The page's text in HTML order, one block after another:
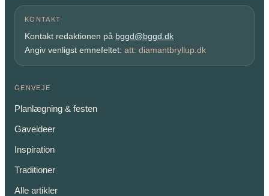
KONTAKT
Kontakt redaktionen på bggd@bggd.dk
Angiv venligst emnefeltet: att: diamantbryllup.dk
GENVEJE
Planlægning & festen
Gaveideer
Inspiration
Traditioner
Alle artikler